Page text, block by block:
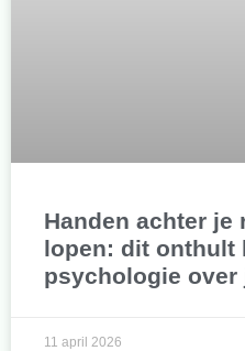
Handen achter je
lopen: dit onthult
psychologie over
11 april 2026